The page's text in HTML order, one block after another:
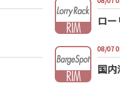
ロ
08/07
国